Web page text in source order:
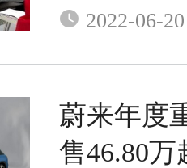
2022-06-20
蔚来年度
售46.80万